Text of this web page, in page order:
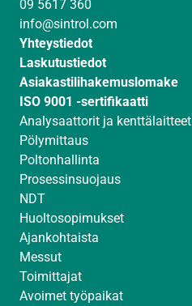
I
n
r
a
m
09 5617 360
info@sintrol.com
Yhteystiedot
Laskutustiedot
Asiakastilihakemuslomake
ISO 9001 -sertifikaatti
Analysaattorit ja kenttälaitteet
Pölymittaus
Poltonhallinta
Prosessinsuojaus
NDT
Huoltosopimukset
Ajankohtaista
Messut
Toimittajat
Avoimet työpaikat